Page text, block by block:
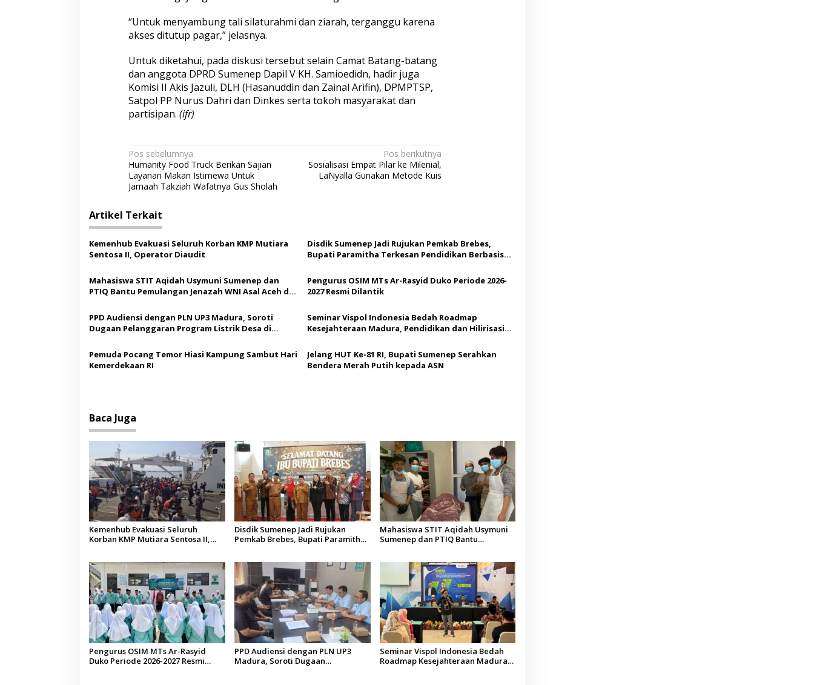
“Untuk menyambung tali silaturahmi dan ziarah, terganggu karena
akses ditutup pagar,” jelasnya.
Untuk diketahui, pada diskusi tersebut selain Camat Batang-batang
dan anggota DPRD Sumenep Dapil V KH. Samioedidn, hadir juga
Komisi II Akis Jazuli, DLH (Hasanuddin dan Zainal Arifin), DPMPTSP,
Satpol PP Nurus Dahri dan Dinkes serta tokoh masyarakat dan
partisipan. (ifr)
N
a
v
i
g
a
s
i
p
s
Pos sebelumnya
Humanity Food Truck Berikan Sajian
Layanan Makan Istimewa Untuk
Jamaah Takziah Wafatnya Gus Sholah
Pos berikutnya
Sosialisasi Empat Pilar ke Milenial,
LaNyalla Gunakan Metode Kuis
Artikel Terkait
Kemenhub Evakuasi Seluruh Korban KMP Mutiara
Sentosa II, Operator Diaudit
Disdik Sumenep Jadi Rujukan Pemkab Brebes,
Bupati Paramitha Terkesan Pendidikan Berbasis
Mahasiswa STIT Aqidah Usymuni Sumenep dan
PTIQ Bantu Pemulangan Jenazah WNI Asal Aceh di
Pengurus OSIM MTs Ar-Rasyid Duko Periode 2026-
2027 Resmi Dilantik
PPD Audiensi dengan PLN UP3 Madura, Soroti
Dugaan Pelanggaran Program Listrik Desa di
Seminar Vispol Indonesia Bedah Roadmap
Kesejahteraan Madura, Pendidikan dan Hilirisasi
Pemuda Pocang Temor Hiasi Kampung Sambut Hari
Kemerdekaan RI
Jelang HUT Ke-81 RI, Bupati Sumenep Serahkan
Bendera Merah Putih kepada ASN
Baca Juga
Kemenhub Evakuasi Seluruh
Korban KMP Mutiara Sentosa II,
Disdik Sumenep Jadi Rujukan
Pemkab Brebes, Bupati Paramitha
Mahasiswa STIT Aqidah Usymuni
Sumenep dan PTIQ Bantu
Pengurus OSIM MTs Ar-Rasyid
Duko Periode 2026-2027 Resmi
PPD Audiensi dengan PLN UP3
Madura, Soroti Dugaan
Seminar Vispol Indonesia Bedah
Roadmap Kesejahteraan Madura,